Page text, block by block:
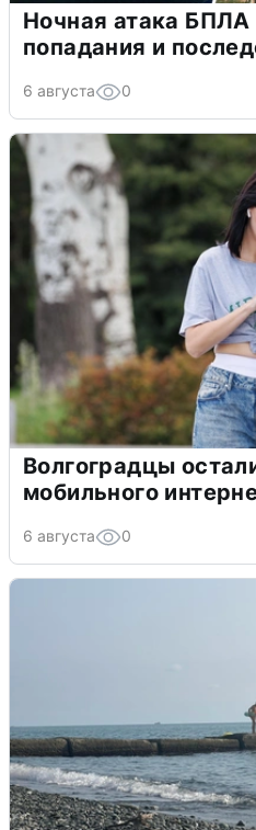
Ночная атака БПЛА
попадания и
6 августа 0
Волгоградцы
мобильного
6 августа 0